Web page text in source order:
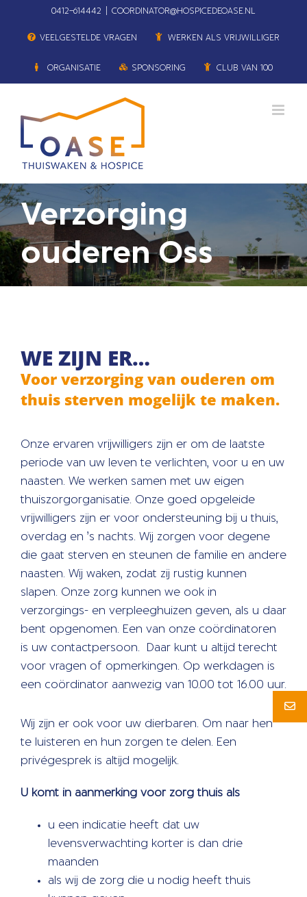
0412–614442 COORDINATOR@HOSPICEDEOASE.NL
VEELGESTELDE VRAGEN WERKEN ALS VRIJWILLIGER
ORGANISATIE SPONSORING CLUB VAN 100
Verzorging
ouderen Oss
WE ZIJN ER…
Voor verzorging van ouderen om
thuis sterven mogelijk te maken.
Onze ervaren vrijwilligers zijn er om de laatste
periode van uw leven te verlichten, voor u en uw
naasten. We werken samen met uw eigen
thuiszorgorganisatie. Onze goed opgeleide
vrijwilligers zijn er voor ondersteuning bij u thuis,
overdag en ’s nachts. Wij zorgen voor degene
die gaat sterven en steunen de familie en andere
naasten. Wij waken, zodat zij rustig kunnen
slapen. Onze zorg kunnen we ook in
verzorgings- en verpleeghuizen geven, als u daar
bent opgenomen. Een van onze coördinatoren
is uw contactpersoon. Daar kunt u altijd terecht
voor vragen of opmerkingen. Op werkdagen is
een coördinator aanwezig van 10.00 tot 16.00 uur.
Wij zijn er ook voor uw dierbaren. Om naar hen
te luisteren en hun zorgen te delen. Een
privégesprek is altijd mogelijk.
U komt in aanmerking voor zorg thuis als
u een indicatie heeft dat uw
levensverwachting korter is dan drie
maanden
als wij de zorg die u nodig heeft thuis